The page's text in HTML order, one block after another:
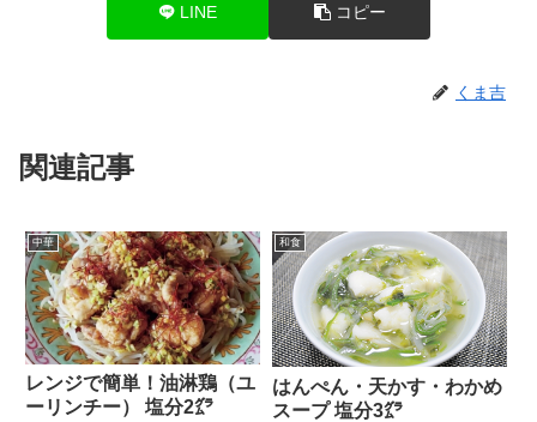
LINE コピー
くま吉
関連記事
中華
レンジで簡単！油淋鶏（ユ
ーリンチー） 塩分2㌘
和食
はんぺん・天かす・わかめ
スープ 塩分3㌘